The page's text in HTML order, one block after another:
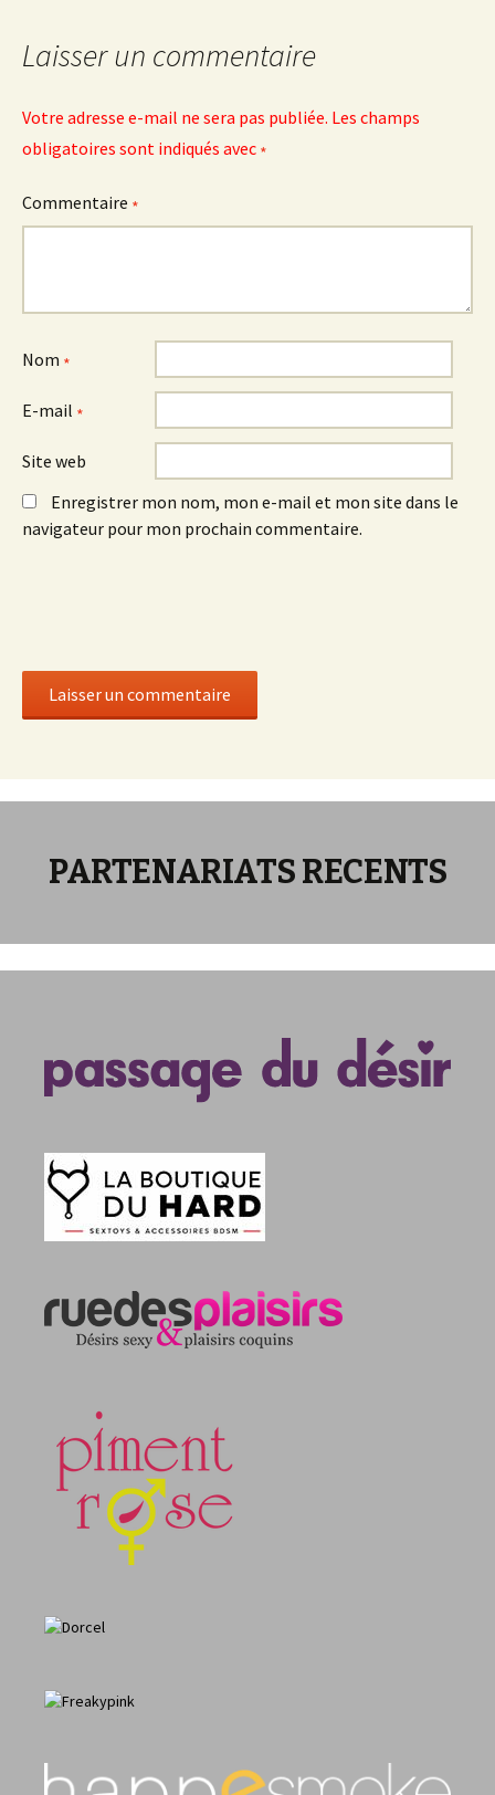
Laisser un commentaire
Votre adresse e-mail ne sera pas publiée. Les champs
obligatoires sont indiqués avec *
Commentaire *
Nom *
E-mail *
Site web
Enregistrer mon nom, mon e-mail et mon site dans le
navigateur pour mon prochain commentaire.
PARTENARIATS RECENTS